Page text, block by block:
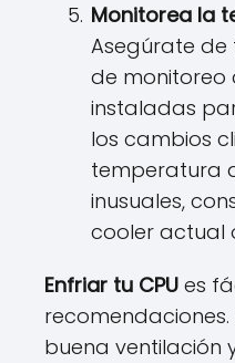
Monitorea la
Asegúrate de
de
instaladas
los cambios
temperatura
inusuales,
cooler actual
Enfriar tu CPU es
buena ventilación